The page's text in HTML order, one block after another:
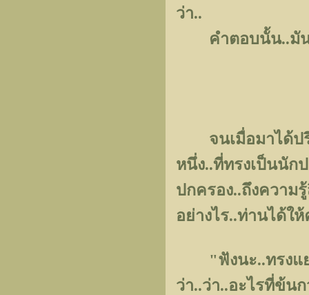
ว่า..
คำตอบนั้น..มันจ
จนเมื่อมาได้ปรึ
หนึ่ง..ที่ทรงเป็นนัก
ปกครอง..ถึงความ
อย่างไร..ท่านได้ใ
"ฟังนะ..ทรงแย
ว่า..ว่า..อะไรที่ข้น